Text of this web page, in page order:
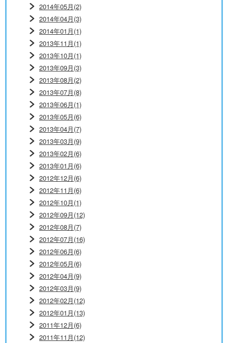
2014年05月(2)
2014年04月(3)
2014年01月(1)
2013年11月(1)
2013年10月(1)
2013年09月(3)
2013年08月(2)
2013年07月(8)
2013年06月(1)
2013年05月(6)
2013年04月(7)
2013年03月(9)
2013年02月(6)
2013年01月(6)
2012年12月(6)
2012年11月(6)
2012年10月(1)
2012年09月(12)
2012年08月(7)
2012年07月(16)
2012年06月(6)
2012年05月(6)
2012年04月(9)
2012年03月(9)
2012年02月(12)
2012年01月(13)
2011年12月(6)
2011年11月(12)